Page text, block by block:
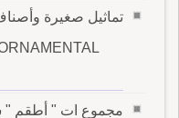
تماثيل صغيرة
مجموع ات " أطقم "